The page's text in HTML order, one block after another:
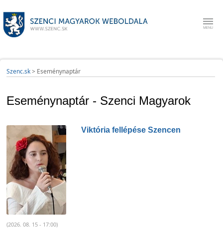
Szenc.sk> Eseménynaptár
Eseménynaptár - Szenci Magyarok
Viktória fellépése Szencen
(2026. 08. 15 - 17:00)